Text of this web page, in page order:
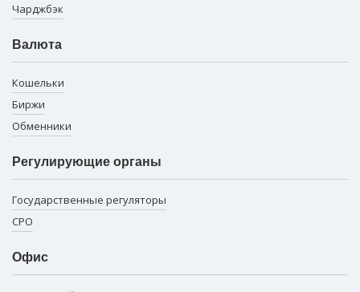
Чарджбэк
Валюта
Кошельки
Биржи
Обменники
Регулирующие органы
Государственные регуляторы
СРО
Офис